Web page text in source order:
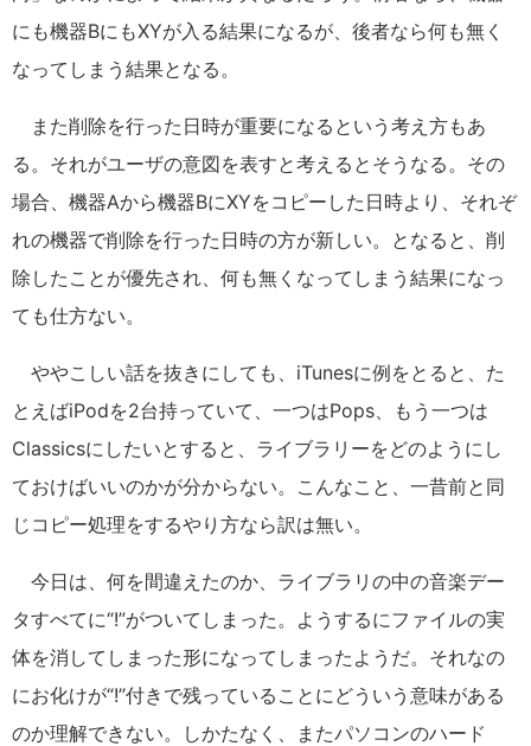
にも機器BにもXYが入る結果になるが、後者なら何も無く
なってしまう結果となる。
また削除を行った日時が重要になるという考え方もあ
る。それがユーザの意図を表すと考えるとそうなる。その
場合、機器Aから機器BにXYをコピーした日時より、それぞ
れの機器で削除を行った日時の方が新しい。となると、削
除したことが優先され、何も無くなってしまう結果になっ
ても仕方ない。
ややこしい話を抜きにしても、iTunesに例をとると、た
とえばiPodを2台持っていて、一つはPops、もう一つは
Classicsにしたいとすると、ライブラリーをどのようにし
ておけばいいのかが分からない。こんなこと、一昔前と同
じコピー処理をするやり方なら訳は無い。
今日は、何を間違えたのか、ライブラリの中の音楽デー
タすべてに“!”がついてしまった。ようするにファイルの実
体を消してしまった形になってしまったようだ。それなの
にお化けが“!”付きで残っていることにどういう意味がある
のか理解できない。しかたなく、またパソコンのハード